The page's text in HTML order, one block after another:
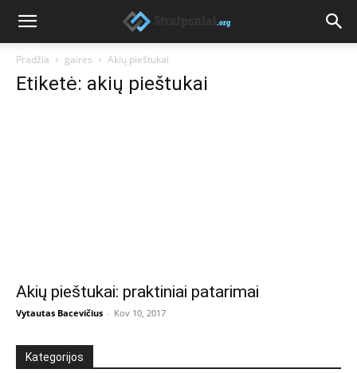
Pradžia gairės Akių pieštukai
Etiketė: akių pieštukai
Akių pieštukai: praktiniai patarimai
Vytautas Bacevičius - Kov 10, 2017
Kategorijos